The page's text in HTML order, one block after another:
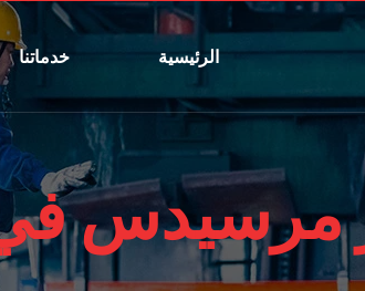
الرئيسية خدماتنا
مرسيدس